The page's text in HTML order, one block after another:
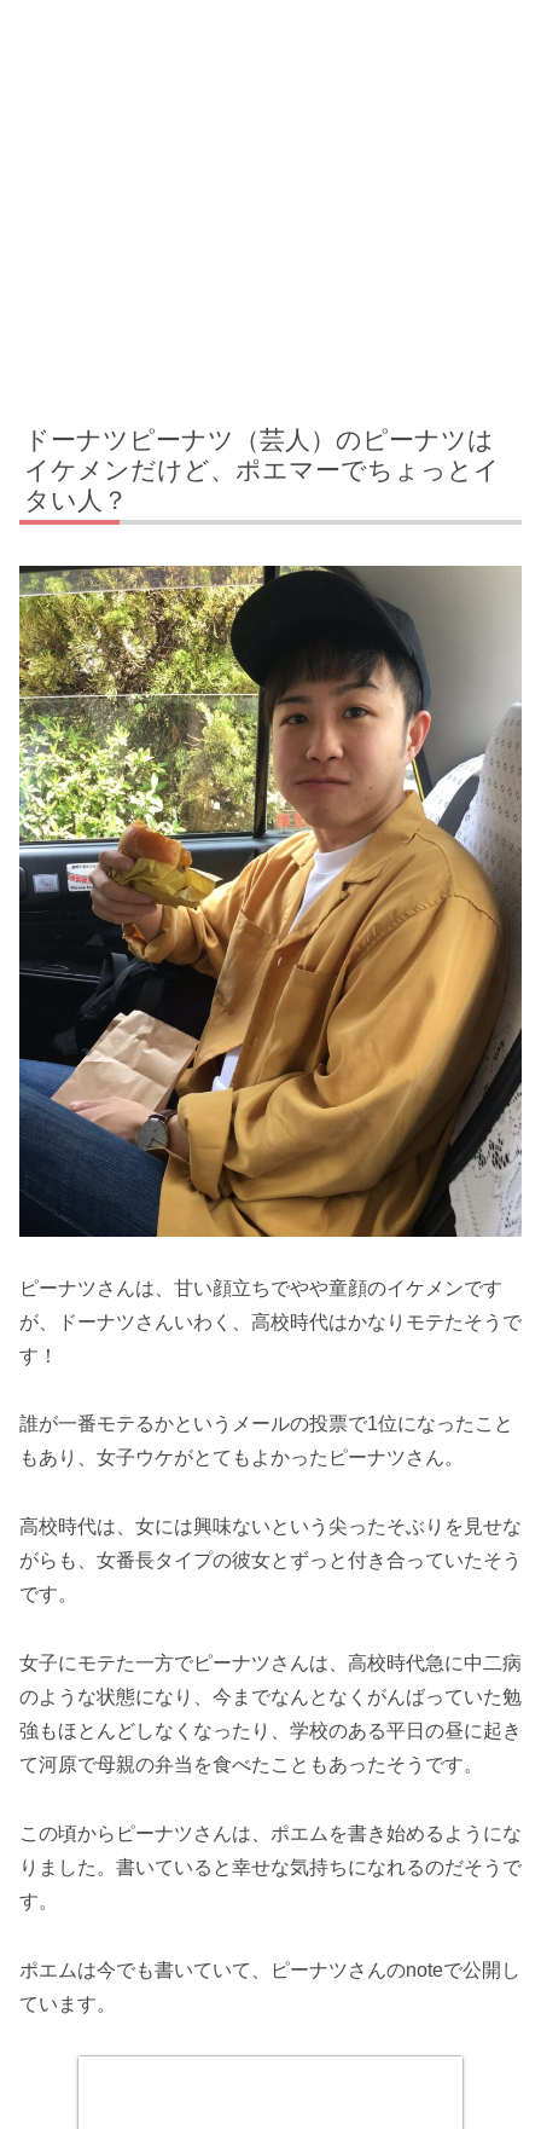
ドーナツピーナツ（芸人）のピーナツは
イケメンだけど、ポエマーでちょっとイ
タい人？
ピーナツさんは、甘い顔立ちでやや童顔のイケメンです
が、ドーナツさんいわく、高校時代はかなりモテたそうで
す！
誰が一番モテるかというメールの投票で1位になったこと
もあり、女子ウケがとてもよかったピーナツさん。
高校時代は、女には興味ないという尖ったそぶりを見せな
がらも、女番長タイプの彼女とずっと付き合っていたそう
です。
女子にモテた一方でピーナツさんは、高校時代急に中二病
のような状態になり、今までなんとなくがんばっていた勉
強もほとんどしなくなったり、学校のある平日の昼に起き
て河原で母親の弁当を食べたこともあったそうです。
この頃からピーナツさんは、ポエムを書き始めるようにな
りました。書いていると幸せな気持ちになれるのだそうで
す。
ポエムは今でも書いていて、ピーナツさんのnoteで公開し
ています。